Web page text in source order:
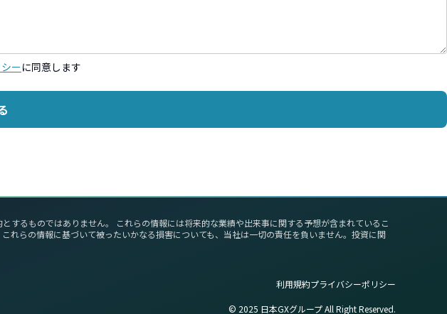
ーに同意します
するものではありません。 これらの情報には将来的な業績や出来事に関する予想が含まれているこ
らの情報に基づいて被ったいかなる損害についても、当社は一切の責任を負いません。投資に関
利用規約プライバシーポリシー
©︎ 2025 日本GXグループ All Right Reserved.